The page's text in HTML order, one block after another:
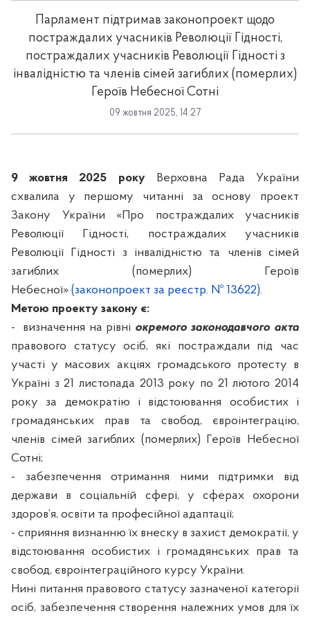
Парламент підтримав законопроект щодо
постраждалих учасників Революції Гідності,
постраждалих учасників Революції Гідності з
інвалідністю та членів сімей загиблих (померлих)
Героїв Небесної Сотні
09 жовтня 2025, 14:27
9 жовтня 2025 рокуВерховна Рада України
схвалила у першому читанні за основу проект
Закону України «Про постраждалих учасників
Революції Гідності, постраждалих учасників
Революції Гідності з інвалідністю та членів сімей
загиблих (померлих) Героїв
Небесної» (законопроект за реєстр. № 13622).
Метою проекту закону є:
-
визначення на рівні окремого законодавчого акта
правового статусу осіб, які постраждали під час
участі у масових акціях громадського протесту в
Україні з 21 листопада 2013 року по 21 лютого 2014
року за демократію і відстоювання особистих і
громадянських прав та свобод, євроінтеграцію,
членів сімей загиблих (померлих) Героїв Небесної
Сотні;
- забезпечення отримання ними підтримки від
держави в соціальній сфері, у сферах охорони
здоров’я, освіти та професійної адаптації;
- сприяння визнанню їх внеску в захист демократії, у
відстоювання особистих і громадянських прав та
свобод, євроінтеграційного курсу України.
Нині питання правового статусу зазначеної категорії
осіб, забезпечення створення належних умов для їх